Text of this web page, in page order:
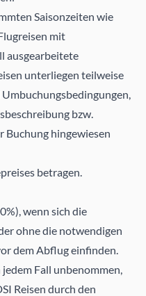
Saisonzeiten wie
mit
ausgearbeitete
unterliegen teilweise
bzw.
Buchung hingewiesen
betragen.
wenn sich die
ohne die notwendigen
dem Abflug einfinden.
Fall unbenommen,
Reisen durch den